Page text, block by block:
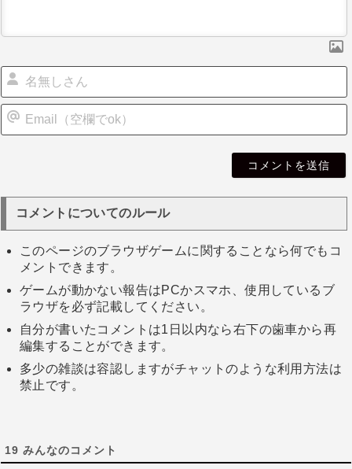
コメントについてのルール
このページのブラウザゲームに関することなら何でもコ
メントできます。
ゲームが動かない報告はPCかスマホ、使用しているブ
ラウザを必ず記載してください。
自分が書いたコメントは1日以内なら右下の歯車から再
編集することができます。
多少の雑談は容認しますがチャットのような利用方法は
禁止です。
19 みんなのコメント